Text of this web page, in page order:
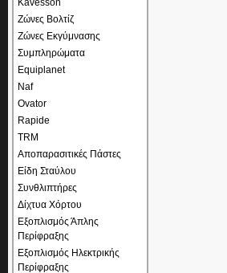
Kavesson
Ζώνες Βολτίζ
Ζώνες Εκγύμνασης
Συμπληρώματα
Equiplanet
Naf
Ovator
Rapide
TRM
Αποπαρασιτικές Πάστες
Είδη Σταύλου
Συνθλιπτήρες
Δίχτυα Χόρτου
Εξοπλισμός Άπλης
Περίφραξης
Εξοπλισμός Ηλεκτρικής
Περίφραξης